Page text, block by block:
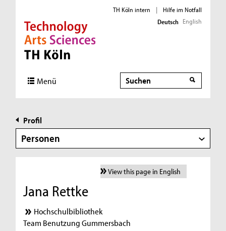
Direkt zur Hauptnavigation
Direkt zur Subnavigation
Direkt zum Inhalt
Direkt zum Fußbereich
TH Köln intern |
Hilfe im Notfall
Deutsch English
Menü Suche
Profil
Personen
View this page in English
Jana Rettke
Hochschulbibliothek
Team Benutzung Gummersbach